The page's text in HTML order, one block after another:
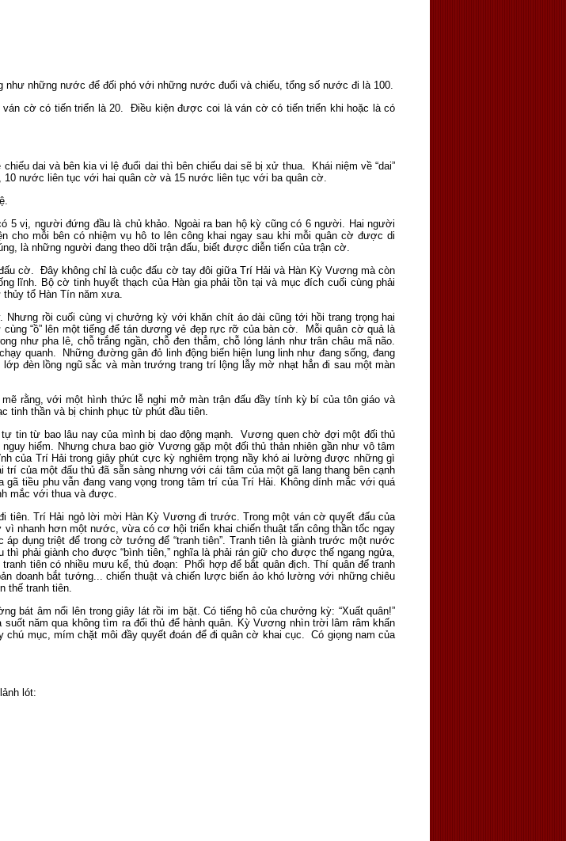
những nước để đối phó với những nước đuổi và chiếu, tổng số nước đi là 100.
cờ có tiến triển là 20. Điều kiện được coi là ván cờ có tiến triển khi hoặc là có
dai và bên kia vi lệ đuổi dai thì bên chiếu dai sẽ bị xử thua. Khái niệm về “dai”
nước liên tục với hai quân cờ và 15 nước liên tục với ba quân cờ.
vị, người đứng đầu là chủ khảo. Ngoài ra ban hộ kỳ cũng có 6 người. Hai người
cho mỗi bên có nhiệm vụ hô to lên công khai ngay sau khi mỗi quân cờ được di
là những người đang theo dõi trận đấu, biết được diễn tiến của trận cờ.
cờ. Đây không chỉ là cuộc đấu cờ tay đôi giữa Trí Hải và Hàn Kỳ Vương mà còn
lĩnh. Bộ cờ tinh huyết thạch của Hàn gia phải tồn tại và mục đích cuối cùng phải
tổ Hàn Tín năm xưa.
rồi cuối cùng vị chưởng kỳ với khăn chít áo dài cũng tới hồi trang trọng hai
“ồ” lên một tiếng để tán dương vẻ đẹp rực rỡ của bàn cờ. Mỗi quân cờ quả là
như pha lê, chỗ trắng ngần, chỗ đen thẳm, chỗ lóng lánh như trân châu mã não.
quanh. Những đường gân đỏ linh động biến hiện lung linh như đang sống, đang
đèn lồng ngũ sắc và màn trướng trang trí lộng lẫy mờ nhạt hẳn đi sau một màn
rằng, với một hình thức lễ nghi mở màn trận đấu đầy tính kỳ bí của tôn giáo và
tinh thần và bị chinh phục từ phút đầu tiên.
tin từ bao lâu nay của mình bị dao động mạnh. Vương quen chờ đợi một đối thủ
hiểm. Nhưng chưa bao giờ Vương gặp một đối thủ thản nhiên gần như vô tâm
của Trí Hải trong giây phút cực kỳ nghiêm trọng nầy khó ai lường được những gì
của một đấu thủ đã sẵn sàng nhưng với cái tâm của một gã lang thang bên cạnh
tiều phu vẫn đang vang vọng trong tâm trí của Trí Hải. Không dính mắc với quá
mắc với thua và được.
tiên. Trí Hải ngỏ lời mời Hàn Kỳ Vương đi trước. Trong một ván cờ quyết đấu của
nhanh hơn một nước, vừa có cơ hội triển khai chiến thuật tấn công thần tốc ngay
dụng triệt để trong cờ tướng để “tranh tiên”. Tranh tiên là giành trước một nước
phải giành cho được “bình tiên,” nghĩa là phải rán giữ cho được thế ngang ngửa,
tiên có nhiều mưu kế, thủ đoạn: Phối hợp để bắt quân địch. Thí quân để tranh
doanh bắt tướng... chiến thuật và chiến lược biến ảo khó lường với những chiêu
thế tranh tiên.
bát âm nổi lên trong giây lát rồi im bặt. Có tiếng hô của chưởng kỳ: “Xuất quân!”
năm qua không tìm ra đối thủ để hành quân. Kỳ Vương nhìn trời lâm râm khấn
mục, mím chặt môi đầy quyết đoán để đi quân cờ khai cục. Có giọng nam của
lót: